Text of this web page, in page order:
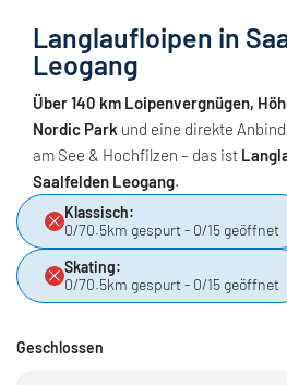
Langlaufloipen in
Leogang
Über 140 km Loipenvergnügen,
Nordic Park und eine direkte
am See & Hochfilzen – das ist
Saalfelden Leogang.
Klassisch:
0/70.5km gespurt - 0/15 geöffnet
Skating:
0/70.5km gespurt - 0/15 geöffnet
Geschlossen